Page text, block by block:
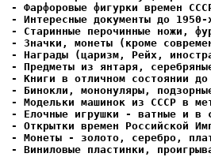
- Фарфоровые фигурки времен
- Интересные документы до
- Елочные игрушки - ватные и в